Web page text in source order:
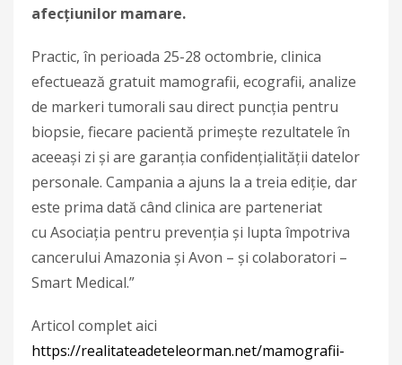
afecţiunilor mamare.
Practic, în perioada 25-28 octombrie, clinica
efectuează gratuit mamografii, ecografii, analize
de markeri tumorali sau direct puncţia pentru
biopsie, fiecare pacientă primeşte rezultatele în
aceeaşi zi şi are garanţia confidenţialităţii datelor
personale. Campania a ajuns la a treia ediție, dar
este prima dată când clinica are parteneriat
cu Asociaţia pentru prevenţia şi lupta împotriva
cancerului Amazonia şi Avon – şi colaboratori –
Smart Medical.”
Articol complet aici
https://realitateadeteleorman.net/mamografii-